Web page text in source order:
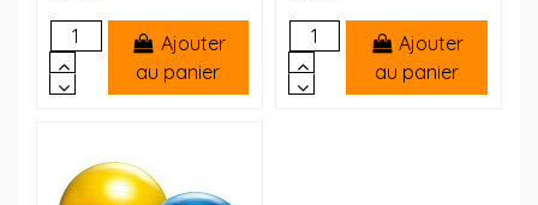
Ajouter
au panier
Ajouter
au panier